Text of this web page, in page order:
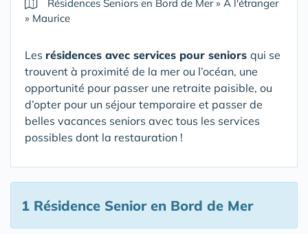
Résidences Seniors en Bord de Mer» À l'étranger
» Maurice
Les résidences avec services pour seniors qui se
trouvent à proximité de la mer ou l’océan, une
opportunité pour passer une retraite paisible, ou
d’opter pour un séjour temporaire et passer de
belles vacances seniors avec tous les services
possibles dont la restauration !
1 Résidence Senior en Bord de Mer